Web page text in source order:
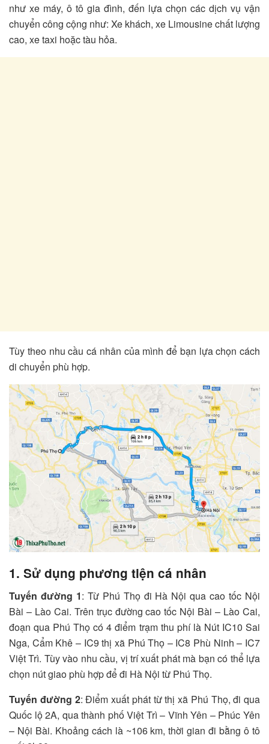
như xe máy, ô tô gia đình, đến lựa chọn các dịch vụ vận
chuyển công cộng như: Xe khách, xe Limousine chất lượng
cao, xe taxi hoặc tàu hỏa.
Tùy theo nhu cầu cá nhân của mình để bạn lựa chọn cách
di chuyển phù hợp.
1. Sử dụng phương tiện cá nhân
Tuyến đường 1: Từ Phú Thọ đi Hà Nội qua cao tốc Nội
Bài – Lào Cai. Trên trục đường cao tốc Nội Bài – Lào Cai,
đoạn qua Phú Thọ có 4 điểm trạm thu phí là Nút IC10 Sai
Nga, Cẩm Khê – IC9 thị xã Phú Thọ – IC8 Phù Ninh – IC7
Việt Trì. Tùy vào nhu cầu, vị trí xuất phát mà bạn có thể lựa
chọn nút giao phù hợp để đi Hà Nội từ Phú Thọ.
Tuyến đường 2: Điểm xuất phát từ thị xã Phú Thọ, đi qua
Quốc lộ 2A, qua thành phố Việt Trì – Vĩnh Yên – Phúc Yên
– Nội Bài. Khoảng cách là ~106 km, thời gian đi bằng ô tô